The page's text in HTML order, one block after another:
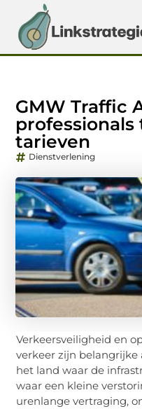
GMW Traffic
tarieven
Dienstverlening
Verkeersveiligheid en
verkeer zijn
het land waar de
waar een kleine
urenlange vertraging,